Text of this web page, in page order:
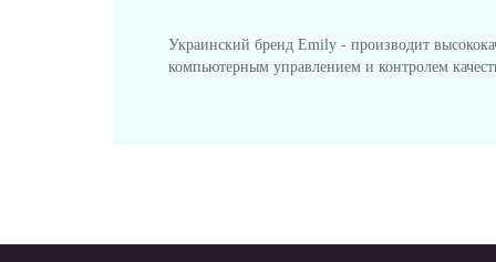
Украинский бренд Emily - производит
компьютерным управлением и контролем